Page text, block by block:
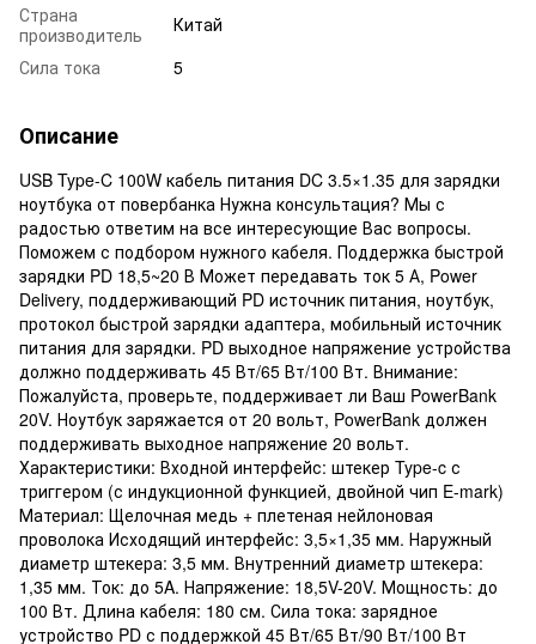
Страна
производитель
Китай
Сила тока
5
Описание
USB Type-C 100W кабель питания DC 3.5×1.35 для зарядки
ноутбука от повербанка Нужна консультация? Мы с
радостью ответим на все интересующие Вас вопросы.
Поможем с подбором нужного кабеля. Поддержка быстрой
зарядки PD 18,5~20 В Может передавать ток 5 А, Power
Delivery, поддерживающий PD источник питания, ноутбук,
протокол быстрой зарядки адаптера, мобильный источник
питания для зарядки. PD выходное напряжение устройства
должно поддерживать 45 Вт/65 Вт/100 Вт. Внимание:
Пожалуйста, проверьте, поддерживает ли Ваш PowerBank
20V. Ноутбук заряжается от 20 вольт, PowerBank должен
поддерживать выходное напряжение 20 вольт.
Характеристики: Входной интерфейс: штекер Type-c с
триггером (с индукционной функцией, двойной чип E-mark)
Материал: Щелочная медь + плетеная нейлоновая
проволока Исходящий интерфейс: 3,5×1,35 мм. Наружный
диаметр штекера: 3,5 мм. Внутренний диаметр штекера:
1,35 мм. Ток: до 5A. Напряжение: 18,5V-20V. Мощность: до
100 Вт. Длина кабеля: 180 см. Сила тока: зарядное
устройство PD с поддержкой 45 Вт/65 Вт/90 Вт/100 Вт